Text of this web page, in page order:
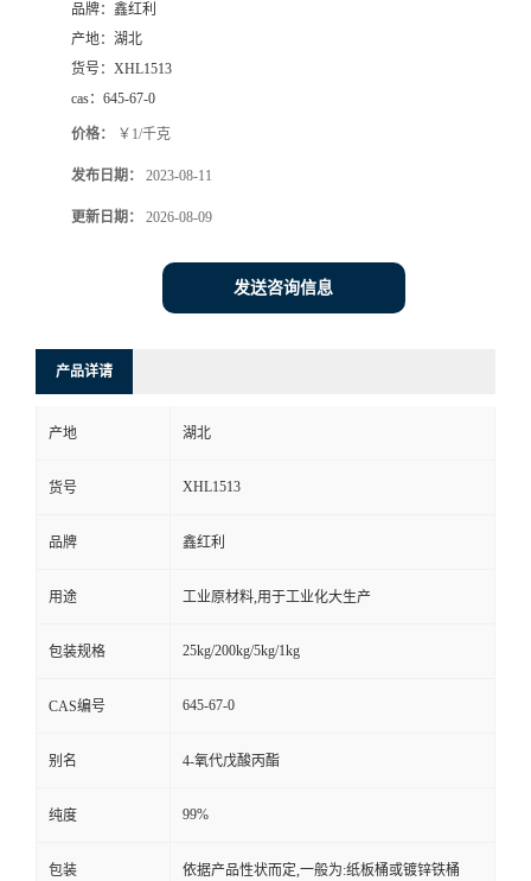
品牌： 鑫红利
产地： 湖北
货号： XHL1513
cas： 645-67-0
价格： ￥1/千克
发布日期： 2023-08-11
更新日期： 2026-08-09
发送咨询信息
产品详请
产地 湖北
货号 XHL1513
品牌 鑫红利
用途 工业原材料,用于工业化大生产
包装规格 25kg/200kg/5kg/1kg
CAS编号 645-67-0
别名 4-氧代戊酸丙酯
纯度 99%
包装 依据产品性状而定,一般为:纸板桶或镀锌铁桶